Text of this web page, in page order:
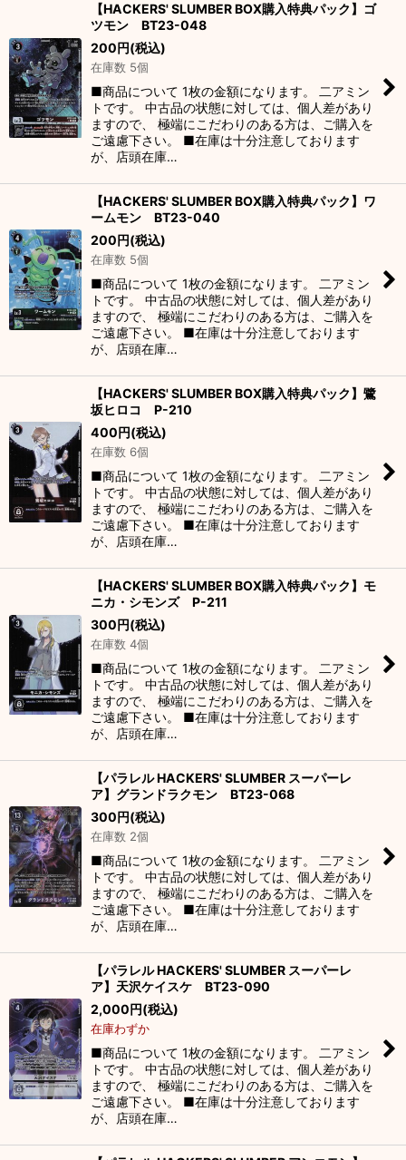
【HACKERS' SLUMBER BOX購入特典パック】ゴ
ツモン BT23-048
200円(税込)
在庫数 5個
■商品について 1枚の金額になります。 二アミン
トです。 中古品の状態に対しては、個人差があり
ますので、 極端にこだわりのある方は、ご購入を
ご遠慮下さい。 ■在庫は十分注意しております
が、店頭在庫…
【HACKERS' SLUMBER BOX購入特典パック】ワ
ームモン BT23-040
200円(税込)
在庫数 5個
■商品について 1枚の金額になります。 二アミン
トです。 中古品の状態に対しては、個人差があり
ますので、 極端にこだわりのある方は、ご購入を
ご遠慮下さい。 ■在庫は十分注意しております
が、店頭在庫…
【HACKERS' SLUMBER BOX購入特典パック】鷺
坂ヒロコ P-210
400円(税込)
在庫数 6個
■商品について 1枚の金額になります。 二アミン
トです。 中古品の状態に対しては、個人差があり
ますので、 極端にこだわりのある方は、ご購入を
ご遠慮下さい。 ■在庫は十分注意しております
が、店頭在庫…
【HACKERS' SLUMBER BOX購入特典パック】モ
ニカ・シモンズ P-211
300円(税込)
在庫数 4個
■商品について 1枚の金額になります。 二アミン
トです。 中古品の状態に対しては、個人差があり
ますので、 極端にこだわりのある方は、ご購入を
ご遠慮下さい。 ■在庫は十分注意しております
が、店頭在庫…
【パラレル HACKERS' SLUMBER スーパーレ
ア】グランドラクモン BT23-068
300円(税込)
在庫数 2個
■商品について 1枚の金額になります。 二アミン
トです。 中古品の状態に対しては、個人差があり
ますので、 極端にこだわりのある方は、ご購入を
ご遠慮下さい。 ■在庫は十分注意しております
が、店頭在庫…
【パラレル HACKERS' SLUMBER スーパーレ
ア】天沢ケイスケ BT23-090
2,000円(税込)
在庫わずか
■商品について 1枚の金額になります。 二アミン
トです。 中古品の状態に対しては、個人差があり
ますので、 極端にこだわりのある方は、ご購入を
ご遠慮下さい。 ■在庫は十分注意しております
が、店頭在庫…